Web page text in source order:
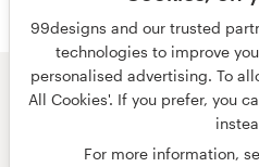
99designs and our trusted
technologies to improve
personalised advertising. To
All Cookies'. If you prefer, you
For more information,
© 99designs